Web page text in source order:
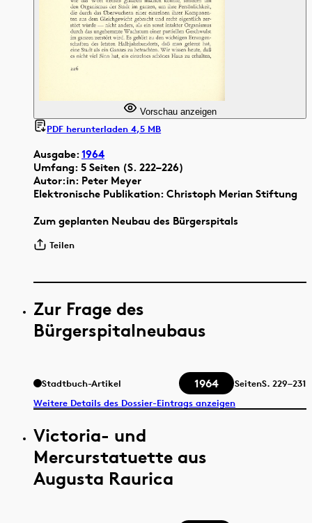
Ausgabe:1964
Umfang: 5 Seiten (S. 222–226)
Autor:in: Peter Meyer
Elektronische Publikation: Christoph Merian Stiftung
Zum geplanten Neubau des Bürgerspitals
Teilen
Vorschau anzeigen
PDF herunterladen 4,5 MB
Zur Frage des
Bürgerspitalneubaus
Stadtbuch-Artikel 1964 SeitenS. 229–231
Weitere Details des Dossier-Eintrags anzeigen
Victoria- und
Mercurstatuette aus
Augusta Raurica